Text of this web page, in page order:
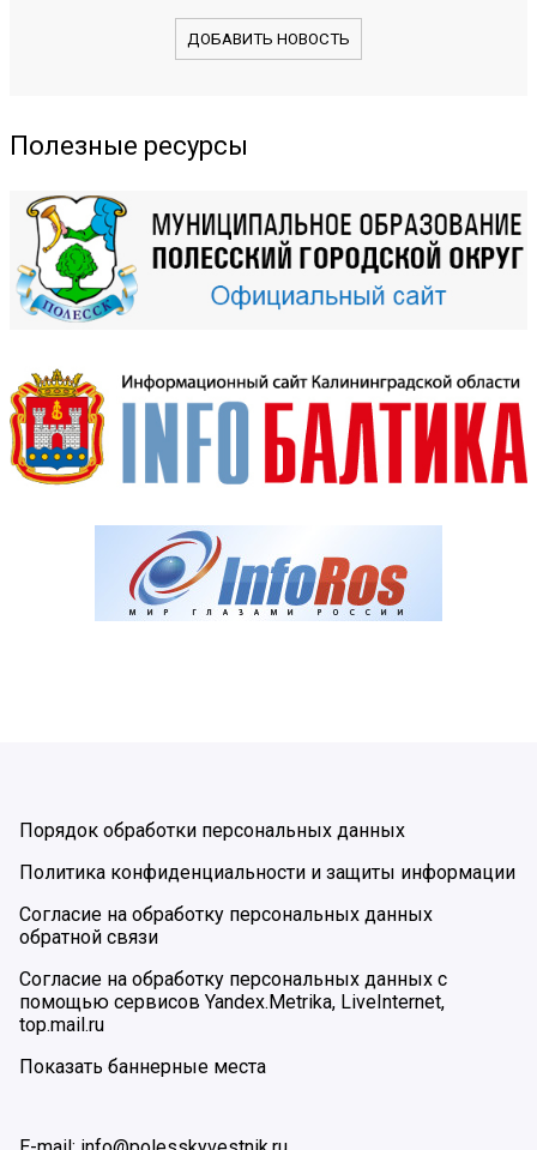
ДОБАВИТЬ НОВОСТЬ
Полезные ресурсы
Порядок обработки персональных данных
Политика конфиденциальности и защиты информации
Согласие на обработку персональных данных
обратной связи
Согласие на обработку персональных данных с
помощью сервисов Yandex.Metrika, LiveInternet,
top.mail.ru
Показать баннерные места